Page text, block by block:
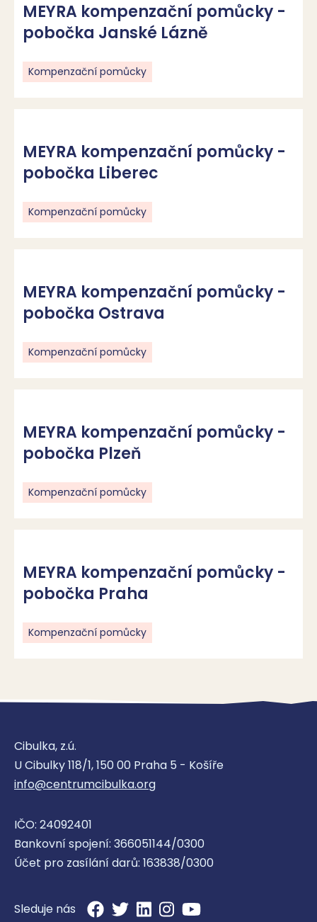
MEYRA kompenzační pomůcky -
pobočka Janské Lázně
Kompenzační pomůcky
MEYRA kompenzační pomůcky -
pobočka Liberec
Kompenzační pomůcky
MEYRA kompenzační pomůcky -
pobočka Ostrava
Kompenzační pomůcky
MEYRA kompenzační pomůcky -
pobočka Plzeň
Kompenzační pomůcky
MEYRA kompenzační pomůcky -
pobočka Praha
Kompenzační pomůcky
Cibulka, z.ú.
U Cibulky 118/1, 150 00 Praha 5 - Košíře
info@centrumcibulka.org
IČO: 24092401
Bankovní spojení: 366051144/0300
Účet pro zasílání darů: 163838/0300
Sleduje nás